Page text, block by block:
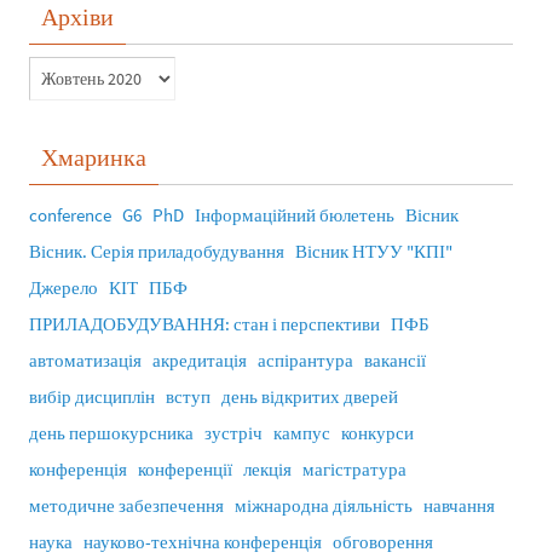
Архіви
Хмаринка
conference G6 PhD Інформаційний бюлетень Вісник
Вісник. Серія приладобудування Вісник НТУУ "КПІ"
Джерело КІТ ПБФ
ПРИЛАДОБУДУВАННЯ: стан і перспективи ПФБ
автоматизація акредитація аспірантура вакансії
вибір дисциплін вступ день відкритих дверей
день першокурсника зустріч кампус конкурси
конференція конференції лекція магістратура
методичне забезпечення міжнародна діяльність навчання
наука науково-технічна конференція обговорення